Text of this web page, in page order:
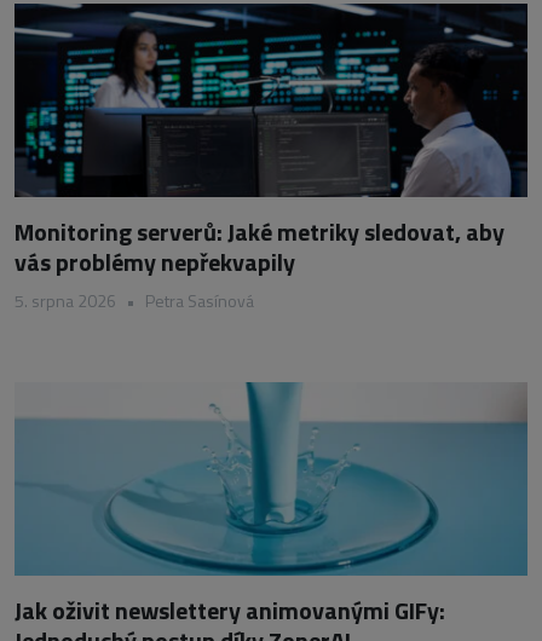
Monitoring serverů: Jaké metriky sledovat, aby
vás problémy nepřekvapily
5. srpna 2026 • Petra Sasínová
Jak oživit newslettery animovanými GIFy: